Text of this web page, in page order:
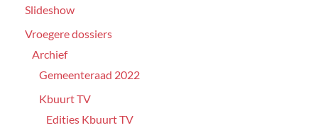
Slideshow
Vroegere dossiers
Archief
Gemeenteraad 2022
Kbuurt TV
Edities Kbuurt TV